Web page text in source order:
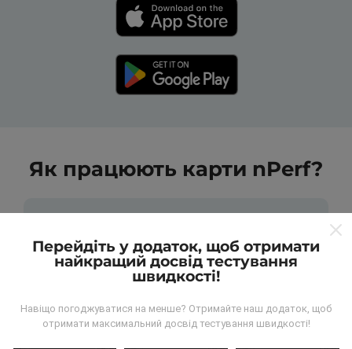
Як працюють карти nPerf?
Звідки беруться дані?
Дані збираються з тестів, проведених
користувачами програми nPerf. Це випробування,
Перейдіть у додаток, щоб отримати
найкращий досвід тестування
швидкості!
Навіщо погоджуватися на менше? Отримайте наш додаток, щоб
отримати максимальний досвід тестування швидкості!